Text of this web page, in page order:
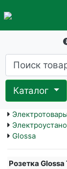
Каталог
Электротовары
Glossa
Розетка Glossa